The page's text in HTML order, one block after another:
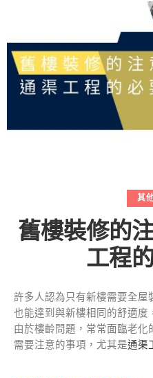
其
舊樓裝修的
工程
許多人認為只有新樓需要全屋
也能達到與新樓相同的舒適度
由於樓齡問題，常常面臨老
需要注意的事項，尤其是通渠